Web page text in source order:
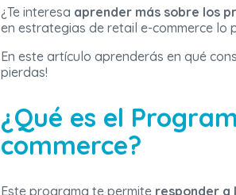
¿Te interesa aprender más sobre los
en estrategias de retail e-commerce lo
En este artículo aprenderás en qué
pierdas!
¿Qué es el
commerce?
Este programa te permite responder a